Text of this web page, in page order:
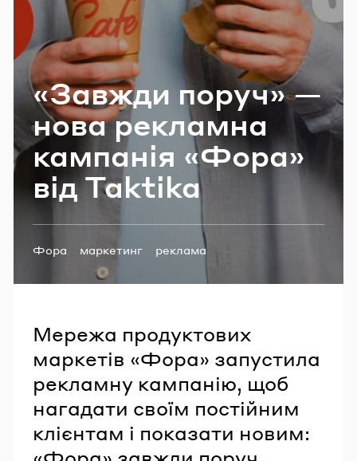
«Зав­жди поруч» —
нова ре­клам­на
кам­па­нія «Фора»
від Taktika
Теги:
Фора маркетинг реклама
Мережа продуктових
маркетів «Фора» запустила
рекламну кампанію, щоб
нагадати своїм постійним
клієнтам і показати новим:
Email
Пароль
Забули пароль?
УВІЙТИ